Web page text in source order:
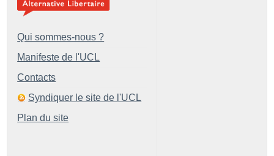
Qui sommes-nous ?
Manifeste de l'UCL
Contacts
Syndiquer le site de l'UCL
Plan du site